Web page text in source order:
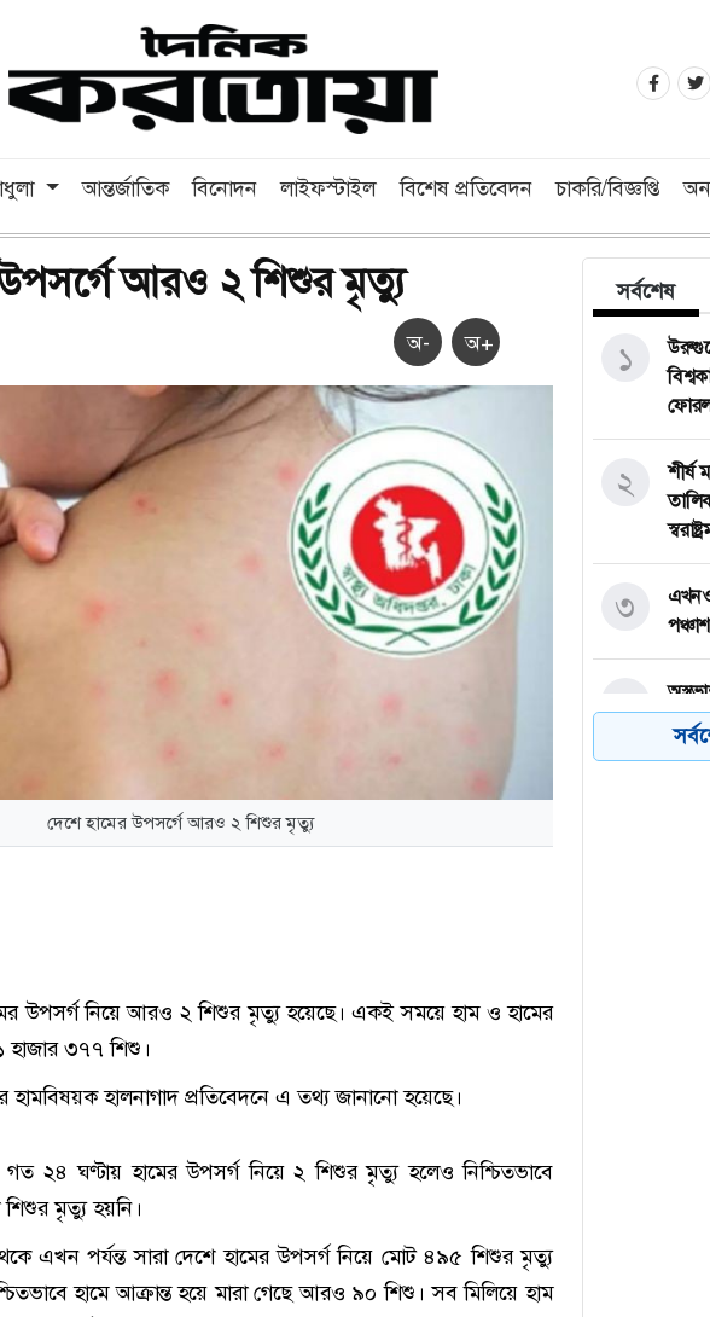
আন্তর্জাতিক বিনোদন লাইফস্টাইল বিশেষ প্রতিবেদন চাকরি/বিজ্ঞপ্তি
উপসর্গে আরও ২ শিশুর মৃত্যু
অ- অ+
দেশে হামের উপসর্গে আরও ২ শিশুর মৃত্যু
উপসর্গ নিয়ে আরও ২ শিশুর মৃত্যু হয়েছে। একই সময়ে হাম ও হামের
হাজার ৩৭৭ শিশু।
হামবিষয়ক হালনাগাদ প্রতিবেদনে এ তথ্য জানানো হয়েছে।
গত ২৪ ঘণ্টায় হামের উপসর্গ নিয়ে ২ শিশুর মৃত্যু হলেও নিশ্চিতভাবে
মৃত্যু হয়নি।
এখন পর্যন্ত সারা দেশে হামের উপসর্গ নিয়ে মোট ৪৯৫ শিশুর মৃত্যু
হামে আক্রান্ত হয়ে মারা গেছে আরও ৯০ শিশু। সব মিলিয়ে হাম
সর্বশেষ
১
শীর্ষ
২
এখনও
৩
৪